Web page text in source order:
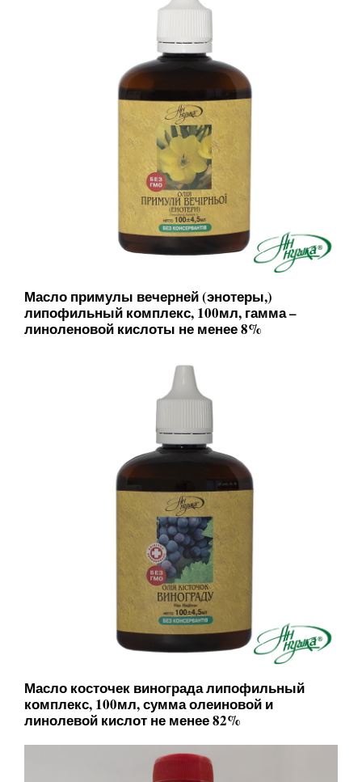
Масло примулы вечерней (энотеры,)
липофильный комплекс, 100мл, гамма –
линоленовой кислоты не менее 8%
Масло косточек винограда липофильный
комплекс, 100мл, сумма олеиновой и
линолевой кислот не менее 82%